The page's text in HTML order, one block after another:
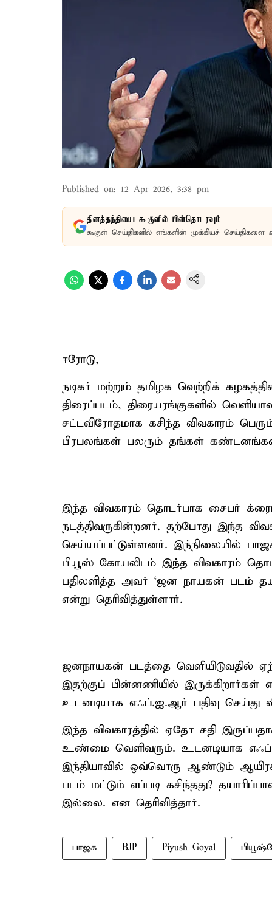
Published on: 12 Apr 2026, 3:38 pm
தினத்தந்தியை கூகுளில் பின்தொடரவும்
கூகுள் செய்திகளில் எங்களின் முக்கியச் செய்திகளை
ஈரோடு,
நடிகர் மற்றும் தமிழக வெற்றிக்
திரைப்படம், திரையரங்குகளில்
சட்டவிரோதமாக கசிந்த விவகாரம்
பிரபலங்கள் பலரும் தங்கள்
இந்த விவகாரம் தொடர்பாக சைபர்
நடத்திவருகின்றனர். தற்போது இந்த
செய்யப்பட்டுள்ளனர். இந்நிலையில்
பியூஸ் கோயலிடம் இந்த விவகாரம்
பதிலளித்த அவர் ‘ஜன நாயகன் படம்
என்று தெரிவித்துள்ளார்.
ஜனநாயகன் படத்தை வெளியிடுவதில்
இதற்குப் பின்னணியில் இருக்கிறார்கள்
உடனடியாக எஃப்.ஐ.ஆர் பதிவு
இந்த விவகாரத்தில் ஏதோ சதி
உண்மை வெளிவரும். உடனடியாக
இந்தியாவில் ஒவ்வொரு ஆண்டும்
படம் மட்டும் எப்படி கசிந்தது?
இல்லை. என தெரிவித்தார்.
பாஜக BJP Piyush Goyal